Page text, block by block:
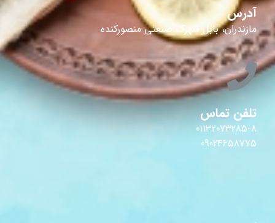
آدرس
مازندران، بابل شهرک صنعتی منصورکنده
تلفن تماس
01132073285-8
09024658775